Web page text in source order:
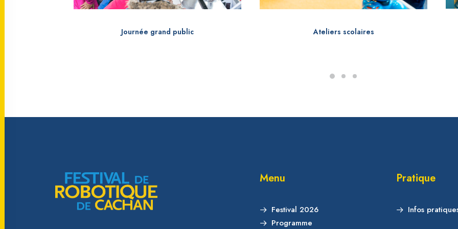
Journée grand public Ateliers scolaires
Menu
Festival 2026
Programme
Pratique
Infos